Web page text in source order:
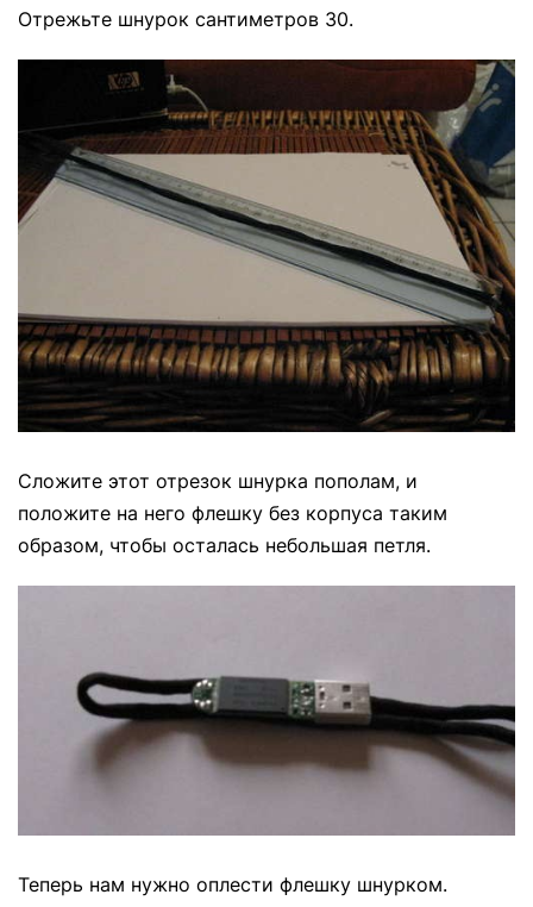
Отрежьте шнурок сантиметров 30.
Сложите этот отрезок шнурка пополам, и
положите на него флешку без корпуса таким
образом, чтобы осталась небольшая петля.
Теперь нам нужно оплести флешку шнурком.